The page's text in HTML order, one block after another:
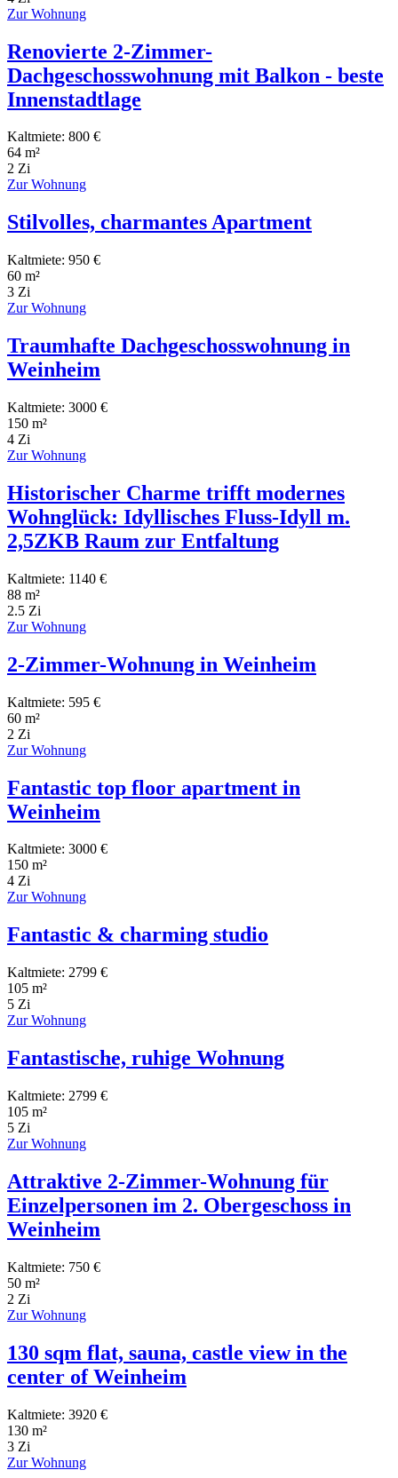
Zur Wohnung
Renovierte 2-Zimmer-
Dachgeschosswohnung mit Balkon - beste
Innenstadtlage
Kaltmiete: 800 €
64 m²
2 Zi
Zur Wohnung
Stilvolles, charmantes Apartment
Kaltmiete: 950 €
60 m²
3 Zi
Zur Wohnung
Traumhafte Dachgeschosswohnung in
Weinheim
Kaltmiete: 3000 €
150 m²
4 Zi
Zur Wohnung
Historischer Charme trifft modernes
Wohnglück: Idyllisches Fluss-Idyll m.
2,5ZKB Raum zur Entfaltung
Kaltmiete: 1140 €
88 m²
2.5 Zi
Zur Wohnung
2-Zimmer-Wohnung in Weinheim
Kaltmiete: 595 €
60 m²
2 Zi
Zur Wohnung
Fantastic top floor apartment in
Weinheim
Kaltmiete: 3000 €
150 m²
4 Zi
Zur Wohnung
Fantastic & charming studio
Kaltmiete: 2799 €
105 m²
5 Zi
Zur Wohnung
Fantastische, ruhige Wohnung
Kaltmiete: 2799 €
105 m²
5 Zi
Zur Wohnung
Attraktive 2-Zimmer-Wohnung für
Einzelpersonen im 2. Obergeschoss in
Weinheim
Kaltmiete: 750 €
50 m²
2 Zi
Zur Wohnung
130 sqm flat, sauna, castle view in the
center of Weinheim
Kaltmiete: 3920 €
130 m²
3 Zi
Zur Wohnung